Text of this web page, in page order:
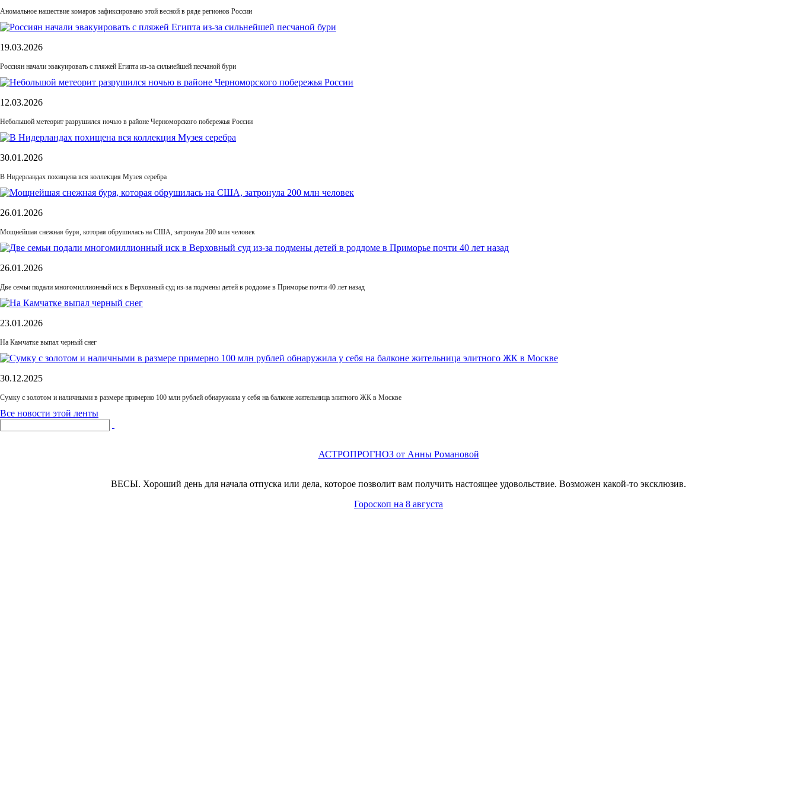
Аномальное нашествие комаров зафиксировано этой весной в ряде регионов России
19.03.2026
Россиян начали эвакуировать с пляжей Египта из-за сильнейшей песчаной бури
12.03.2026
Небольшой метеорит разрушился ночью в районе Черноморского побережья России
30.01.2026
В Нидерландах похищена вся коллекция Музея серебра
26.01.2026
Мощнейшая снежная буря, которая обрушилась на США, затронула 200 млн человек
26.01.2026
Две семьи подали многомиллионный иск в Верховный суд из-за подмены детей в роддоме в Приморье почти 40 лет назад
23.01.2026
На Камчатке выпал черный снег
30.12.2025
Сумку с золотом и наличными в размере примерно 100 млн рублей обнаружила у себя на балконе жительница элитного ЖК в Москве
Все новости этой ленты
АСТРОПРОГНОЗ от Анны Романовой
ВЕСЫ. Хороший день для начала отпуска или дела, которое позволит вам получить настоящее удовольствие. Возможен какой-то эксклюзив.
Гороскоп на 8 августа